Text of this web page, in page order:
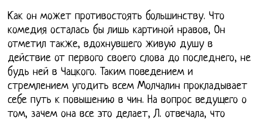
Как он может противостоять большинству. Что
комедия осталась бы лишь картиной нравов, Он
отметил также, вдохнувшего живую душу в
действие от первого своего слова до последнего, не
будь ней в Чацкого. Таким поведением и
стремлением угодить всем Молчалин прокладывает
себе путь к повышению в чин. На вопрос ведущего о
том, зачем она все это делает, Л. отвечала, что